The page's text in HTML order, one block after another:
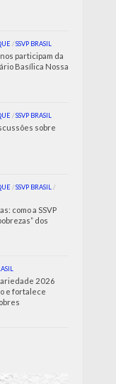
/SSVP BRASIL
participam da
Basílica Nossa
/SSVP BRASIL
sobre
/SSVP BRASIL /
como a SSVP
dos
2026
e fortalece